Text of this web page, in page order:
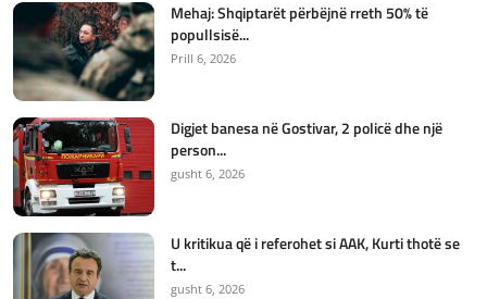
Mehaj: Shqiptarët përbëjnë rreth 50% të
popullsisë...
Prill 6, 2026
Digjet banesa në Gostivar, 2 policë dhe një
person...
gusht 6, 2026
U kritikua që i referohet si AAK, Kurti thotë se
t...
gusht 6, 2026